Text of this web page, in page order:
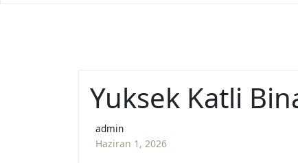
Yuksek Katli
admin
Haziran 1, 2026